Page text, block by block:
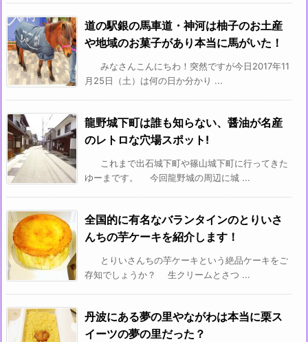
道の駅銀の馬車道・神河は柚子のお土産
や地域のお菓子があり本当に馬がいた！
みなさんこんにちわ！突然ですが今日2017年11
月25日（土）は何の日か分かり ...
龍野城下町は誰も知らない、醤油が名産
のレトロな穴場スポット!
これまで出石城下町や篠山城下町に行ってきた
ゆーまです。 今回龍野城の周辺に城 ...
全国的に有名なバランタインのとりいさ
んちの芋ケーキを紹介します！
とりいさんちの芋ケーキという絶品ケーキをご
存知でしょうか？ 生クリームとさつ ...
丹波にある夢の里やながわは本当に栗ス
イーツの夢の里だった？